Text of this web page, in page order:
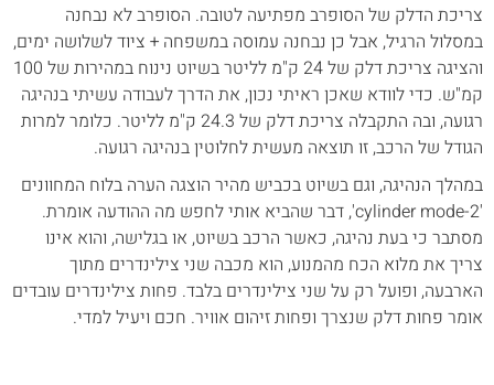
צריכת הדלק של הסופרב מפתיעה לטובה. הסופרב לא נבחנה
במסלול הרגיל, אבל כן נבחנה עמוסה במשפחה + ציוד לשלושה ימים,
והציגה צריכת דלק של 24 ק"מ לליטר בשיוט נינוח במהירות של 100
קמ"ש. כדי לוודא שאכן ראיתי נכון, את הדרך לעבודה עשיתי בנהיגה
רגועה, ובה התקבלה צריכת דלק של 24.3 ק"מ לליטר. כלומר למרות
הגודל של הרכב, זו תוצאה מעשית לחלוטין בנהיגה רגועה.
במהלך הנהיגה, וגם בשיוט בכביש מהיר הוצגה הערה בלוח המחוונים
'2-cylinder mode', דבר שהביא אותי לחפש מה ההודעה אומרת.
מסתבר כי בעת נהיגה, כאשר הרכב בשיוט, או בגלישה, והוא אינו
צריך את מלוא הכח מהמנוע, הוא מכבה שני צילינדרים מתוך
הארבעה, ופועל רק על שני צילינדרים בלבד. פחות צילינדרים עובדים
אומר פחות דלק שנצרך ופחות זיהום אוויר. חכם ויעיל למדי.